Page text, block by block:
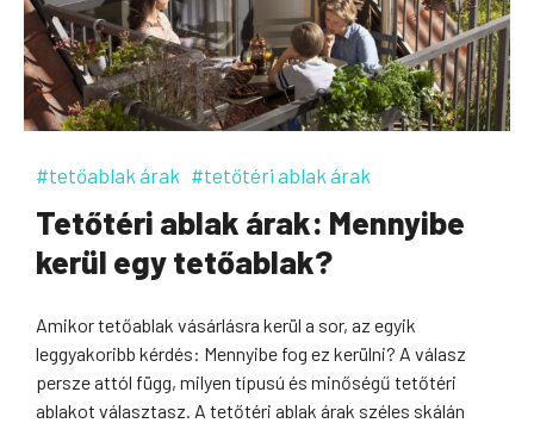
#tetőablak árak #tetőtéri ablak árak
Tetőtéri ablak árak: Mennyibe
kerül egy tetőablak?
Amikor tetőablak vásárlásra kerül a sor, az egyik
leggyakoribb kérdés: Mennyibe fog ez kerülni? A válasz
persze attól függ, milyen típusú és minőségű tetőtéri
ablakot választasz. A tetőtéri ablak árak széles skálán